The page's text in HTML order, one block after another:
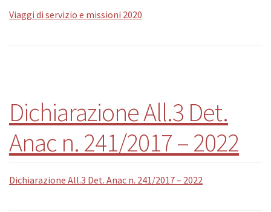
Viaggi di servizio e missioni 2020
Dichiarazione All.3 Det.
Anac n. 241/2017 – 2022
Dichiarazione All.3 Det. Anac n. 241/2017 – 2022